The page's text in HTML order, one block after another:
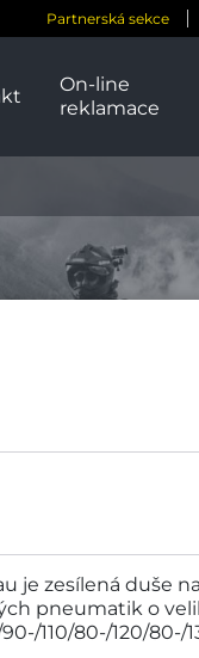
Partnerská sekce
On-line
reklamace
je zesílená duše
pneumatik o
110/80-/120/80-/